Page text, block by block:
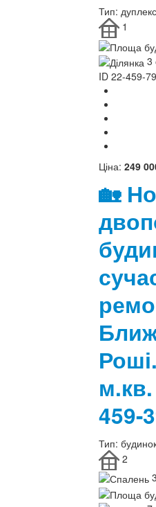
Тип: дуплекс
1
3
ID 22-459-
Ціна: 249
🏡
м.кв.
459-
Тип:
2
3